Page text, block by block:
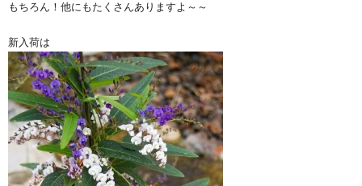
もちろん！他にもたくさんありますよ～～
新入荷は